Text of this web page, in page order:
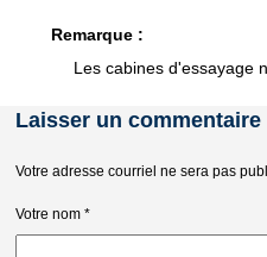
Remarque :
Les cabines d'essayage
Laisser un commentaire
Votre adresse courriel ne sera pas
Votre nom *